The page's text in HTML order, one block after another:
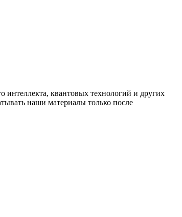
квантовых технологий и других
наши материалы только после